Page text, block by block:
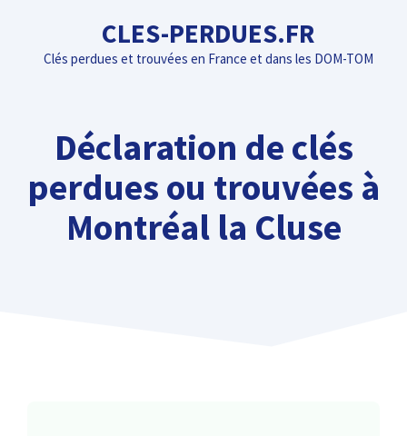
contenu
CLES-PERDUES.FR
Clés perdues et trouvées en France et dans les DOM-TOM
Déclaration de clés
perdues ou trouvées à
Montréal la Cluse